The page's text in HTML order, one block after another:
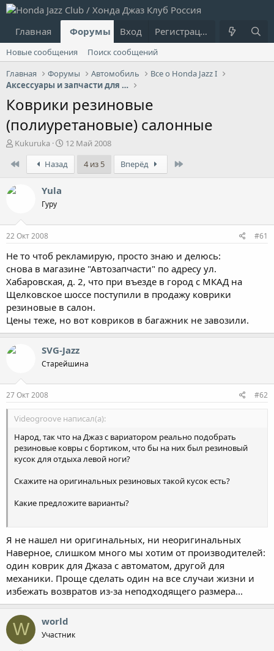
Главная Форумы Что нового?
Вход Регистрация
Новые сообщения
Поиск сообщений
Главная
Форумы Автомобиль
Все о Honda Jazz I
Аксессуары и запчасти для Jazz I
Коврики резиновые
(полиуретановые) салонные
А
т
р
т
ы
Kukuruka
Д
а
т
а
12 Май 2008
Назад 4 из 5 Вперёд
Yula
Гуру
22 Окт 2008 #61
Не то чтоб рекламирую, просто знаю и делюсь:
снова в магазине "Автозапчасти" по адресу ул.
Хабаровская, д. 2, что при въезде в город с МКАД на
Щелковское шоссе поступили в продажу коврики
резиновые в салон.
Цены теже, но вот ковриков в багажник не завозили.
SVG-Jazz
Старейшина
27 Окт 2008 #62
Videogroove написал(а):
Народ, так что на Джаз с вариатором реально подобрать
резиновые ковры с бортиком, что бы на них был резиновый
кусок для отдыха левой ноги?
Скажите на оригинальных резиновых такой кусок есть?
Какие предложите варианты?
Я не нашел ни оригинальных, ни неоригинальных
Наверное, слишком много мы хотим от производителей:
один коврик для Джаза с автоматом, другой для
механики. Проще сделать один на все случаи жизни и
избежать возвратов из-за неподходящего размера...
W world
Участник